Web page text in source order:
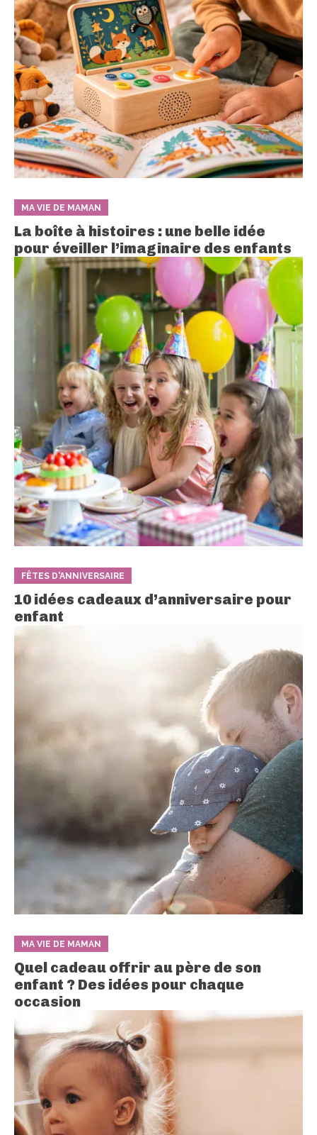
MA VIE DE MAMAN
La boîte à histoires : une belle idée
pour éveiller l’imaginaire des enfants
FÊTES D'ANNIVERSAIRE
10 idées cadeaux d’anniversaire pour
enfant
MA VIE DE MAMAN
Quel cadeau offrir au père de son
enfant ? Des idées pour chaque
occasion